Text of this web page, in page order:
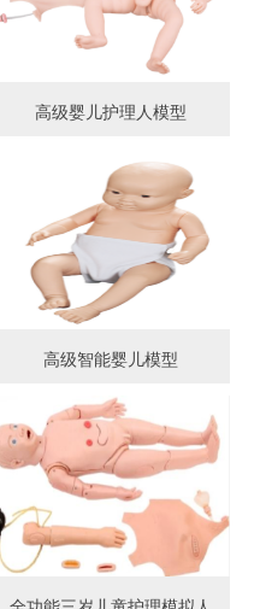
高级婴儿护理人模型
高级智能婴儿模型